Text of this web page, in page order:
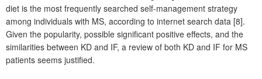
diet is the most frequently searched self-management strategy
among individuals with MS, according to internet search data [8].
Given the popularity, possible significant positive effects, and the
similarities between KD and IF, a review of both KD and IF for MS
patients seems justified.